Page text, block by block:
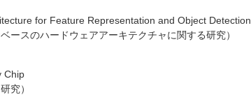
for Feature Representation and Object Detection
ースのハードウェアアーキテクチャに関する研究）
Chip
究）